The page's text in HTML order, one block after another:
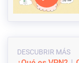
DESCUBRIR MÁS